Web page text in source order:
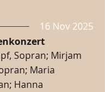
16 Nov 2025
Sopran; Mirjam
Maria
Hanna